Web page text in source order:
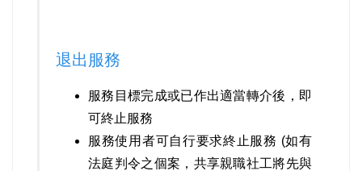
退出服務
服務目標完成或已作出適當轉介後，即
可終止服務
服務使用者可自行要求終止服務 (如有
法庭判令之個案，共享親職社工將先與